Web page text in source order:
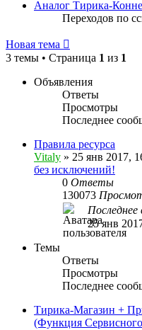
Аналог Тирика-
Переходов по
Новая тема
3 темы • Страница 1 из 1
Объявления
Ответы
Просмотры
Последнее
Правила ресурса
Vitaly » 25 янв 2017,
без исключений!
0 Ответы
130073
Последнее
25 янв
Темы
Ответы
Просмотры
Последнее
Тирика-Магазин +
(Функция